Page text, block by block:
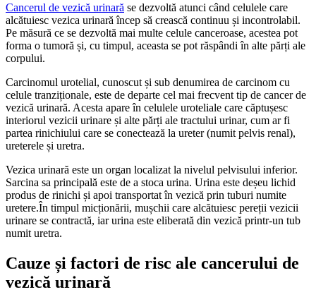
Cancerul de vezică urinară se dezvoltă atunci când celulele care
alcătuiesc vezica urinară încep să crească continuu și incontrolabil.
Pe măsură ce se dezvoltă mai multe celule canceroase, acestea pot
forma o tumoră și, cu timpul, aceasta se pot răspândi în alte părți ale
corpului.
Carcinomul urotelial, cunoscut și sub denumirea de carcinom cu
celule tranziționale, este de departe cel mai frecvent tip de cancer de
vezică urinară. Acesta apare în celulele uroteliale care căptușesc
interiorul vezicii urinare și alte părți ale tractului urinar, cum ar fi
partea rinichiului care se conectează la ureter (numit pelvis renal),
ureterele și uretra.
Vezica urinară este un organ localizat la nivelul pelvisului inferior.
Sarcina sa principală este de a stoca urina. Urina este deșeu lichid
produs de rinichi și apoi transportat în vezică prin tuburi numite
uretere.În timpul micționării, mușchii care alcătuiesc pereții vezicii
urinare se contractă, iar urina este eliberată din vezică printr-un tub
numit uretra.
Cauze și factori de risc ale cancerului de
vezică urinară